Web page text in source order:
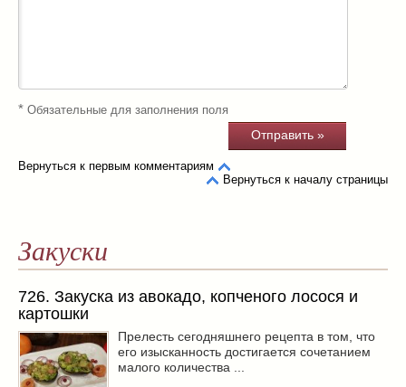
* Обязательные для заполнения поля
Вернуться к первым комментариям
Вернуться к началу страницы
Закуски
726. Закуска из авокадо, копченого лосося и
картошки
Прелесть сегодняшнего рецепта в том, что
его изысканность достигается сочетанием
малого количества ...